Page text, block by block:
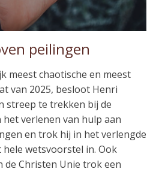
peilingen
meest chaotische en meest
van 2025, besloot Henri
streep te trekken bij de
verlenen van hulp aan
en trok hij in het verlengde
wetsvoorstel in. Ook
de Christen Unie trok een